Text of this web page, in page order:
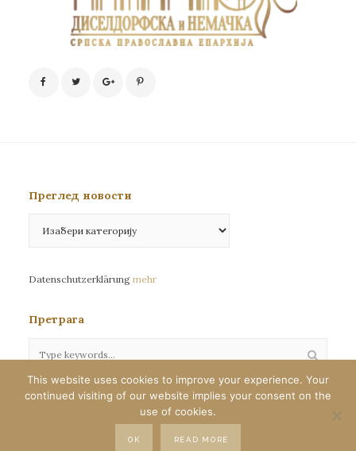
Преглед новости
новости
Datenschutzerklärung mehr
Претрага
Сва права задржана©eparhija-nemacka.com
Илустрације : Јелена Јефтић
This website uses cookies to improve your experience. Your
continued visiting of our website implies your consent on the
use of cookies.
OK READ MORE